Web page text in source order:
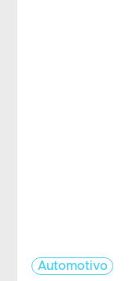
Automotivo